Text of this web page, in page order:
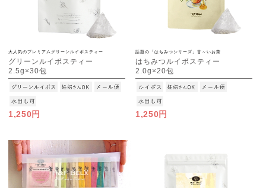
大人気のプレミアムグリーンルイボスティー
グリーンルイボスティー
2.5g×30包
[M便 1/3]
1,250円
話題の「はちみつシリーズ」甘～いお茶
はちみつルイボスティー
2.0g×20包
[M便 1/3]
1,250円